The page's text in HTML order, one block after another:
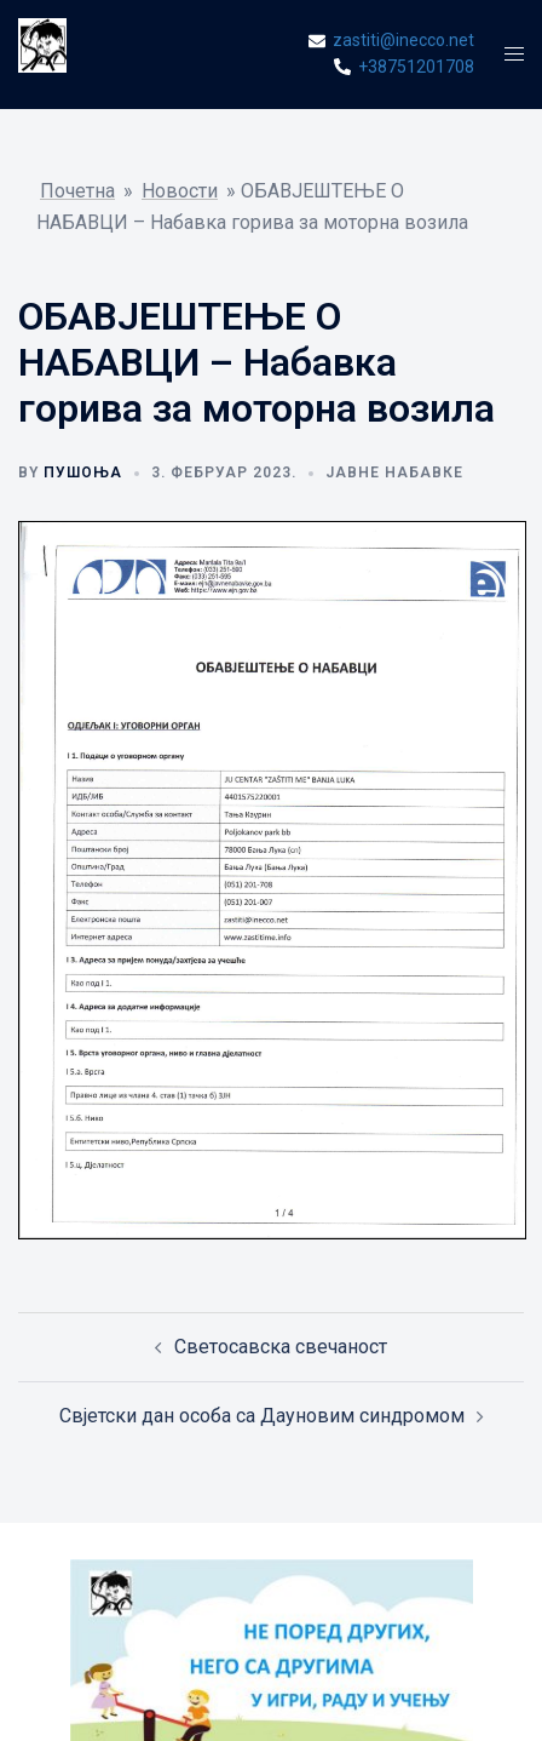
Skip
content
zastiti@inecco.net
+38751201708
Почетна » Новости » ОБАВЈЕШТЕЊЕ О
НАБАВЦИ – Набавка горива за моторна возила
ОБАВЈЕШТЕЊЕ О
НАБАВЦИ – Набавка
горива за моторна возила
BY ПУШОЊА 3. ФЕБРУАР 2023. ЈАВНЕ НАБАВКЕ
Светосавска свечаност
Свјетски дан особа са Дауновим синдромом